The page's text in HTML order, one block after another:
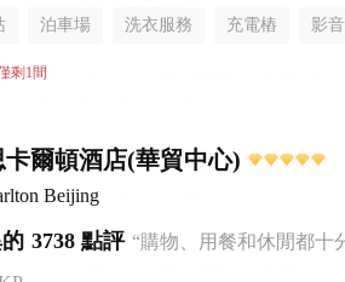
泊車場 洗衣服務 充電樁 影
剩1間
爾頓酒店(華貿中心)
Beijing
3738 點評 “購物、用餐和休閒都十